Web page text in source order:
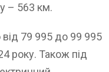
– 563 км.
від 79 995 до 99 995
року. Також під